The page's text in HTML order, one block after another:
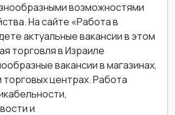
возможностями
На сайте «Работа в
актуальные вакансии в этом
торговля в Израиле
вакансии в магазинах,
центрах. Работа
и